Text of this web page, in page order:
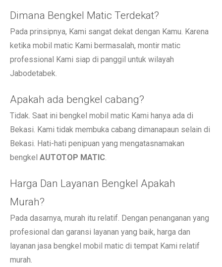
Dimana Bengkel Matic Terdekat?
Pada prinsipnya, Kami sangat dekat dengan Kamu. Karena
ketika mobil matic Kami bermasalah, montir matic
professional Kami siap di panggil untuk wilayah
Jabodetabek.
Apakah ada bengkel cabang?
Tidak. Saat ini bengkel mobil matic Kami hanya ada di
Bekasi. Kami tidak membuka cabang dimanapaun selain di
Bekasi. Hati-hati penipuan yang mengatasnamakan
bengkel AUTOTOP MATIC
Harga Dan Layanan Bengkel Apakah
Murah?
Pada dasarnya, murah itu relatif. Dengan penanganan yang
profesional dan garansi layanan yang baik, harga dan
layanan jasa bengkel mobil matic di tempat Kami relatif
murah.